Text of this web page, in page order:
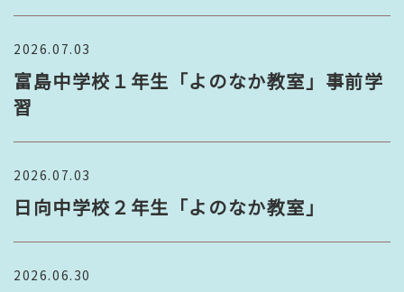
2026.07.03
富島中学校１年生「よのなか教室」事前学
習
2026.07.03
日向中学校２年生「よのなか教室」
2026.06.30